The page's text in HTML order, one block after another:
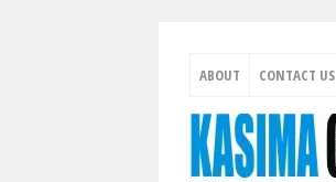
ABOUT CONTACT US